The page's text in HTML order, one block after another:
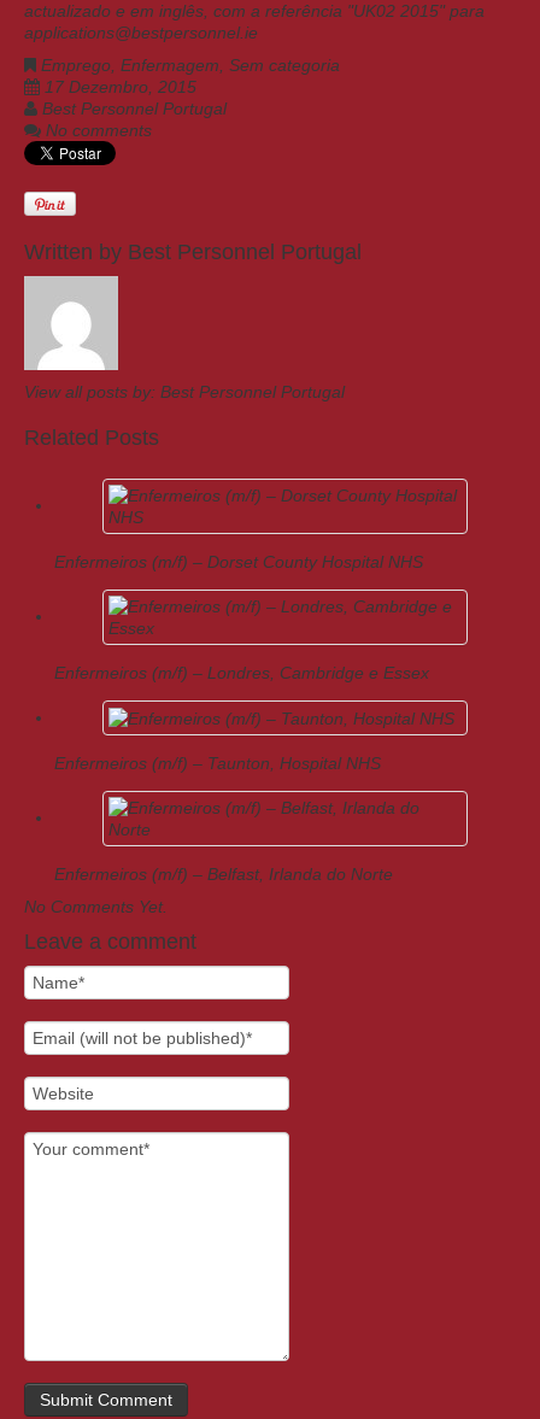
actualizado e em inglês, com a referência "UK02 2015" para
applications@bestpersonnel.ie
Emprego Enfermagem Sem categoria
17 Dezembro, 2015
Best Personnel Portugal
No comments
Written by Best Personnel Portugal
View all posts by: Best Personnel Portugal
Related Posts
Enfermeiros (m/f) – Dorset County Hospital NHS
Enfermeiros (m/f) – Londres, Cambridge e Essex
Enfermeiros (m/f) – Taunton, Hospital NHS
Enfermeiros (m/f) – Belfast, Irlanda do Norte
No Comments Yet.
Leave a comment